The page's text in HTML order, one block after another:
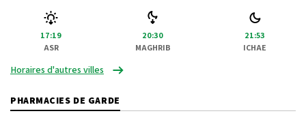
17:19
ASR
20:30
MAGHRIB
21:53
ICHAE
Horaires d'autres villes
PHARMACIES DE GARDE